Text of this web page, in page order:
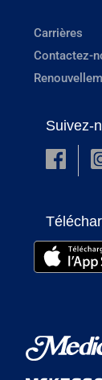
Carrières
Contactez-
Suivez-